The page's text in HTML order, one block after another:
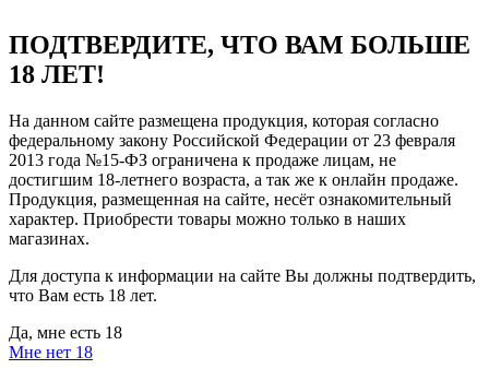
ПОДТВЕРДИТЕ, ЧТО ВАМ БОЛЬШЕ
18 ЛЕТ!
На данном сайте размещена продукция, которая согласно
федеральному закону Российской Федерации от 23 февраля
2013 года №15-ФЗ ограничена к продаже лицам, не
достигшим 18-летнего возраста, а так же к онлайн продаже.
Продукция, размещенная на сайте, несёт ознакомительный
характер. Приобрести товары можно только в наших
магазинах.
Для доступа к информации на сайте Вы должны подтвердить,
что Вам есть 18 лет.
Да, мне есть 18
Мне нет 18